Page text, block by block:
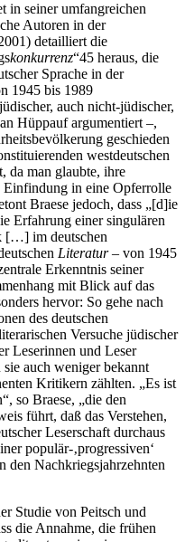
in seiner umfangreichen
Autoren in der
detailliert die
konkurrenz“45 heraus, die
Sprache in der
1945 bis 1989
auch nicht-jüdischer,
Hüppauf argumentiert –,
geschieden
westdeutschen
da man glaubte, ihre
Einfindung in eine Opferrolle
Braese jedoch, dass „[d]ie
Erfahrung einer singulären
[…] im deutschen
Literatur– von 1945
Erkenntnis seiner
mit Blick auf das
hervor: So gehe nach
des deutschen
Versuche jüdischer
Leserinnen und Leser
sie auch weniger bekannt
Kritikern zählten. „Es ist
so Braese, „die den
führt, daß das Verstehen,
Leserschaft durchaus
populär-‚progressiven‘
den Nachkriegsjahrzehnten
Studie von Peitsch und
die Annahme, die frühen